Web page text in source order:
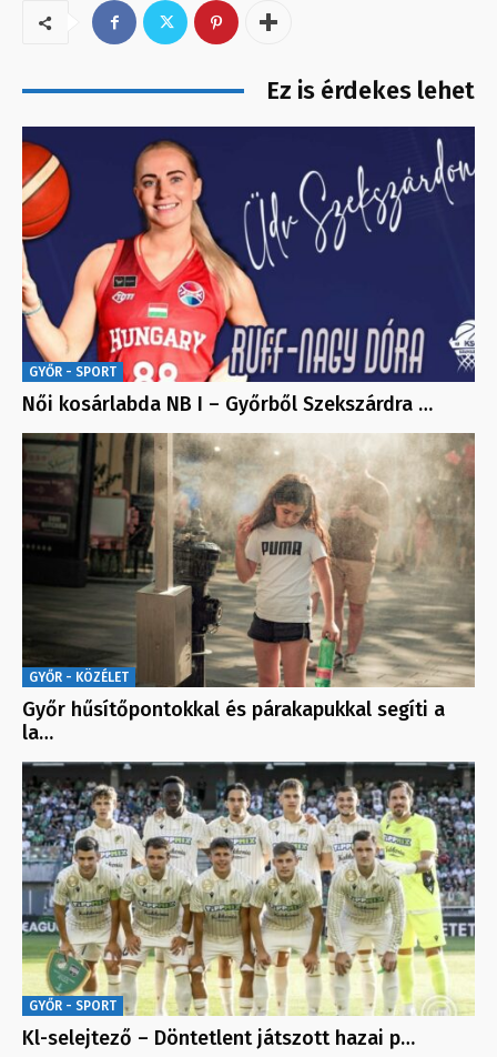
Ez is érdekes lehet
GYŐR - SPORT
Női kosárlabda NB I – Győrből Szekszárdra …
GYŐR - KÖZÉLET
Győr hűsítőpontokkal és párakapukkal segíti a
la…
GYŐR - SPORT
Kl-selejtező – Döntetlent játszott hazai p…